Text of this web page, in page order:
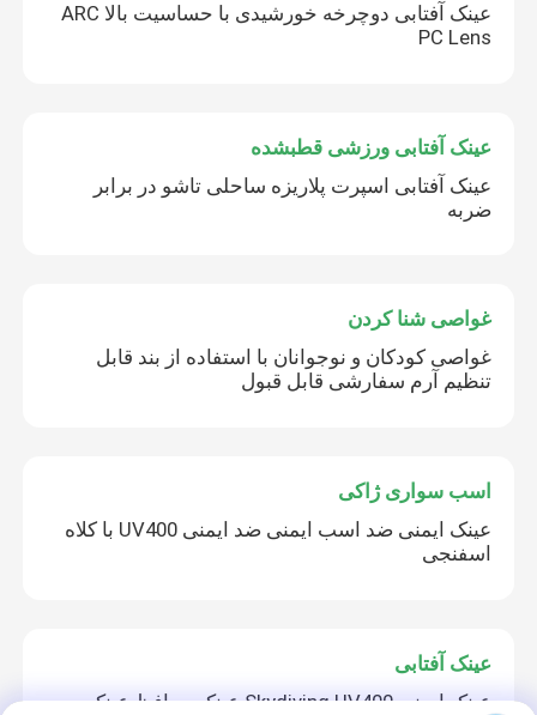
عینک آفتابی دوچرخه خورشیدی با حساسیت بالا ARC
PC Lens
عینک آفتابی ورزشی قطبشده
عینک آفتابی اسپرت پلاریزه ساحلی تاشو در برابر
ضربه
غواصی شنا کردن
غواصی کودکان و نوجوانان با استفاده از بند قابل
تنظیم آرم سفارشی قابل قبول
اسب سواری ژاکی
عینک ایمنی ضد اسب ایمنی ضد ایمنی UV400 با کلاه
اسفنجی
عینک آفتابی
عینک ایمنی Skydiving UV400 عینک محافظ عینک